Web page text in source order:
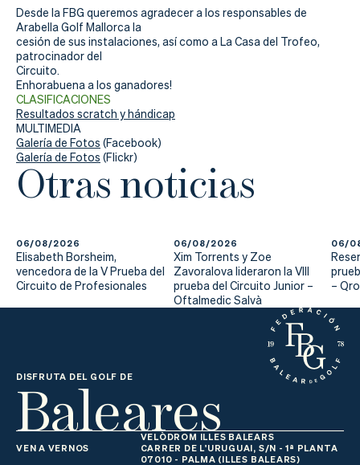
Desde la FBG queremos agradecer a los responsables de
Arabella Golf Mallorca la
cesión de sus instalaciones, así como a La Casa del Trofeo,
patrocinador del
Circuito.
Enhorabuena a los ganadores!
CLASIFICACIONES
Resultados scratch y hándicap
MULTIMEDIA
Galería de Fotos (Facebook)
Galería de Fotos (Flickr)
Otras noticias
06/08/2026
Elisabeth Borsheim,
vencedora de la V Prueba del
Circuito de Profesionales
06/08/2026
Xim Torrents y Zoe
Zavoralova lideraron la VIII
prueba del Circuito Junior –
Oftalmedic Salvà
06/
–
DISFRUTA DEL GOLF DE
Baleares
VEN A VERNOS
VELÒDROM ILLES BALEARS
CARRER DE L'URUGUAI, S/N - 1ª PLANTA
07010 - PALMA (ILLES BALEARS)